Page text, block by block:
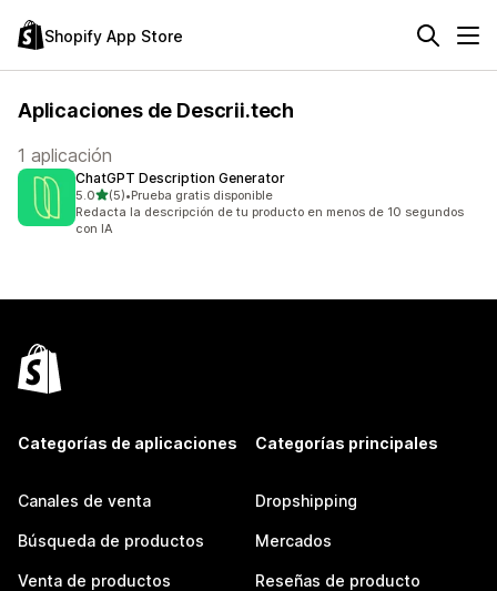
Shopify App Store
Aplicaciones de Descrii.tech
1 aplicación
ChatGPT Description Generator
5.0de 5 estrellas
(5)
5 reseñas en total
•Prueba gratis disponible
Redacta la descripción de tu producto en menos de 10 segundos
con IA
Categorías de aplicaciones
Canales de venta
Búsqueda de productos
Venta de productos
Categorías principales
Dropshipping
Mercados
Reseñas de producto